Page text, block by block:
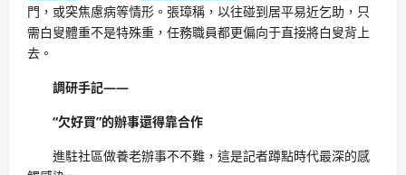
門，或突焦慮病等情形。張璋稱，以往碰到居平易近乞助，只
需白叟體重不是特殊重，任務職員都更偏向于直接將白叟背上
去。
調研手記——
“欠好買”的辦事還得靠合作
進駐社區做養老辦事不不難，這是記者蹲點時代最深的感